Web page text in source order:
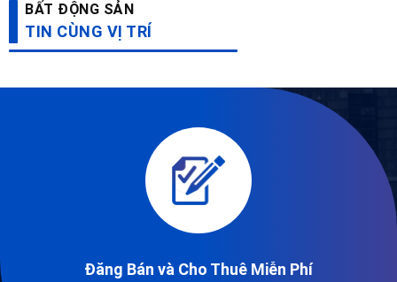
BẤT ĐỘNG SẢN
TIN CÙNG VỊ TRÍ
Đăng Bán và Cho Thuê Miễn Phí